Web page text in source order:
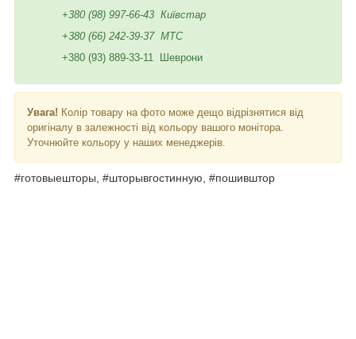
+380 (98) 997-66-43 Київстар
+380 (66) 242-39-37 МТС
+380 (93) 889-33-11 Шеврони
Увага! Колір товару на фото може дещо відрізнятися від
оригіналу в залежності від кольору вашого монітора.
Уточнюйте кольору у наших менеджерів.
#готовыешторы, #шторывгостинную, #пошивштор